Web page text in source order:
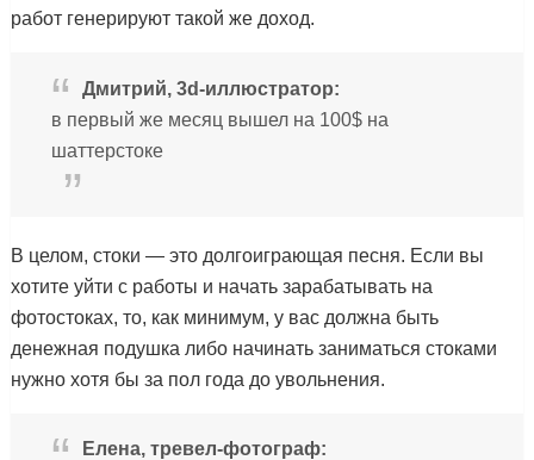
работ генерируют такой же доход.
Дмитрий, 3d-иллюстратор:
в первый же месяц вышел на 100$ на
шаттерстоке
В целом, стоки — это долгоиграющая песня. Если вы
хотите уйти с работы и начать зарабатывать на
фотостоках, то, как минимум, у вас должна быть
денежная подушка либо начинать заниматься стоками
нужно хотя бы за пол года до увольнения.
Елена, тревел-фотограф: